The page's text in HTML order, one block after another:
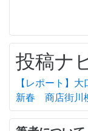
投稿ナ
【レポート】
新春 商店街川